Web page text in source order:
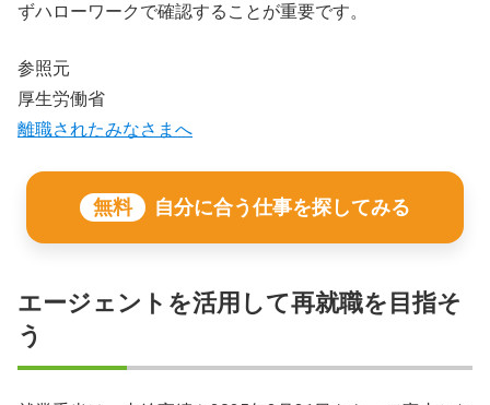
ずハローワークで確認することが重要です。
参照元
厚生労働省
離職されたみなさまへ
無料 自分に合う仕事を探してみる
エージェントを活用して再就職を目指そ
う